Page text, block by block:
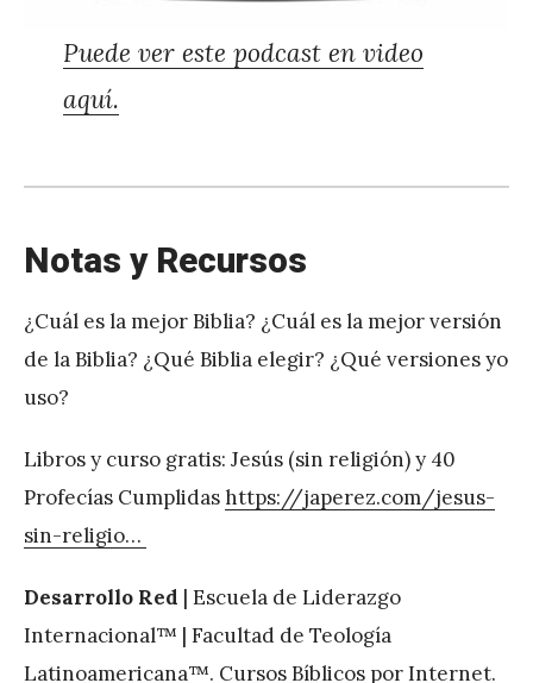
Puede ver este podcast en video
aquí.
Notas y Recursos
¿Cuál es la mejor Biblia? ¿Cuál es la mejor versión
de la Biblia? ¿Qué Biblia elegir? ¿Qué versiones yo
uso?
Libros y curso gratis: Jesús (sin religión) y 40
Profecías Cumplidashttps://japerez.com/jesus-
sin-religio…
Desarrollo Red | Escuela de Liderazgo
Internacional™ | Facultad de Teología
Latinoamericana™. Cursos Bíblicos por Internet.